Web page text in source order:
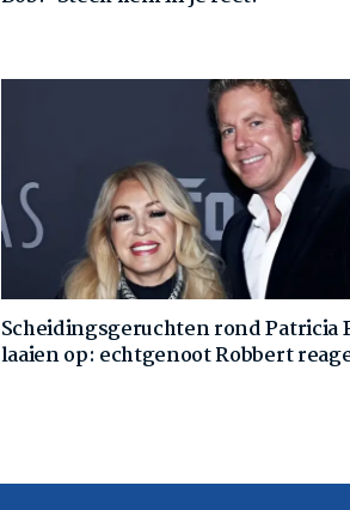
Scheidingsgeruchten rond Patricia
laaien op: echtgenoot Robbert